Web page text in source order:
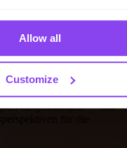
Allow all
Customize
Investitionen,
Invity
aufgeschlagen — mit